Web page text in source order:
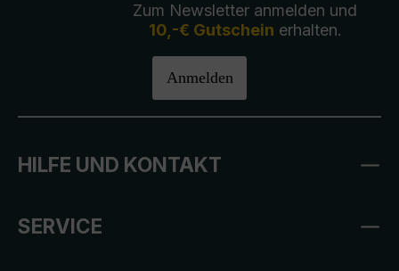
Zum Newsletter anmelden und
10,-€ Gutschein erhalten.
Anmelden
HILFE UND KONTAKT
SERVICE